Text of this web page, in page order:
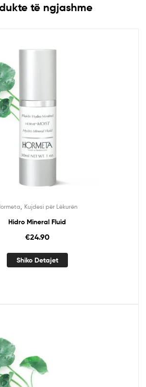
të ngjashme
Kujdesi për Lëkurën
Hidro Mineral Fluid
€24.90
Shiko Detajet